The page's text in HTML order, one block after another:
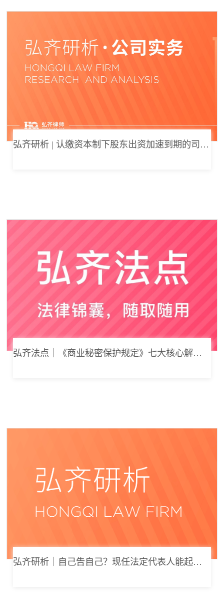
弘齐研析 | 认缴资本制下股东出资加速到期的司法边界与例外体系
弘齐法点｜《商业秘密保护规定》七大核心解读，浅谈企业商业秘密合规管理新思路
弘齐研析｜自己告自己？现任法定代表人能起诉公司索要劳动报酬吗？